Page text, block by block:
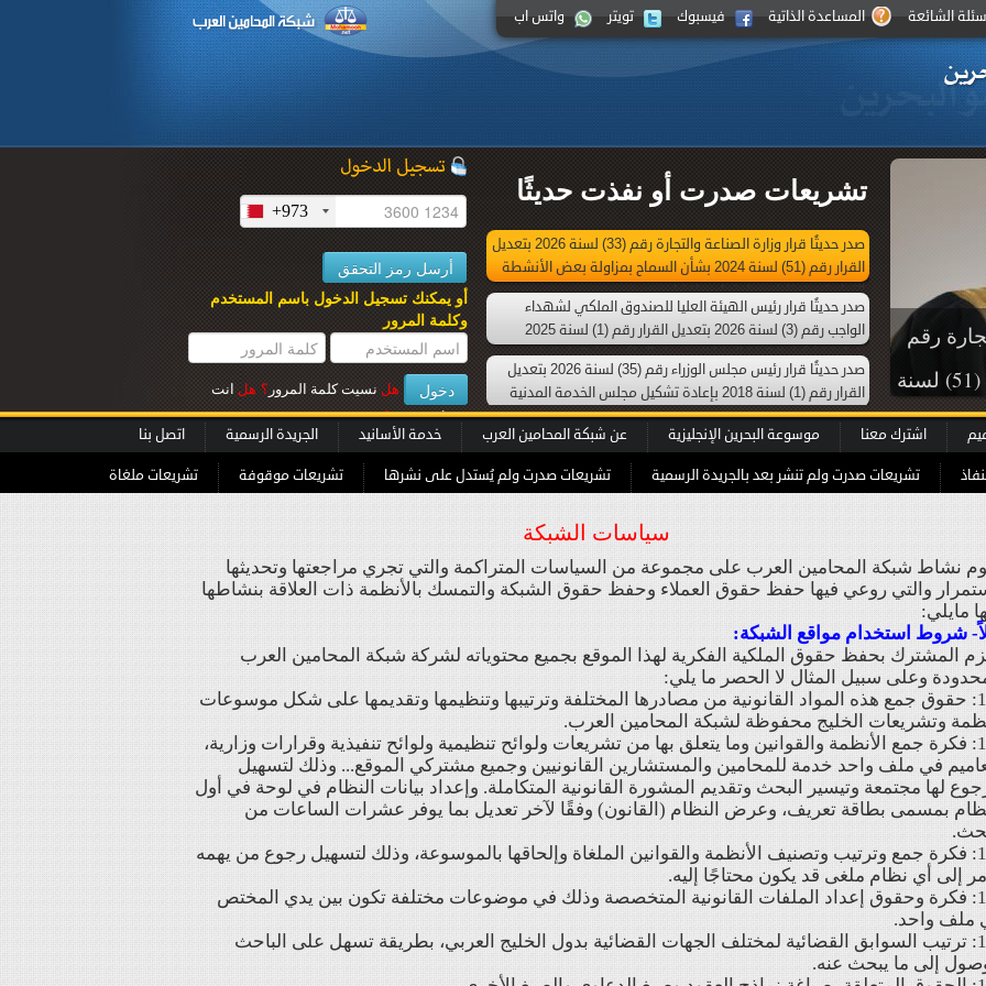
الشائعة المساعدة الذاتية فيسبوك تويتر واتس اب
تشريعات صدرت أو نفذت حديثًا
صدر حديثًا قرار وزارة الصناعة والتجارة رقم (33) لسنة 2026 بتعديل
القرار رقم (51) لسنة 2024 بشأن السماح بمزاولة بعض الأنشطة
التجارية من خلال محل تجاري افتراضي
صدر حديثًا قرار رئيس الهيئة العليا للصندوق الملكي لشهداء
الواجب رقم (3) لسنة 2026 بتعديل القرار رقم (1) لسنة 2025
بإعادة تشكيل الهيئة العليا للصندوق الملكي لشهداء الواجب
صدر حديثًا قرار رئيس مجلس الوزراء رقم (35) لسنة 2026 بتعديل
القرار رقم (1) لسنة 2018 بإعادة تشكيل مجلس الخدمة المدنية
للصندوق
الملكي لشهداء الواجب رقم (3) لسنة 2026
رقم (1) لسنة 2025 بإعادة
لشهداء
+973
أو يمكنك تسجيل الدخول باسم المستخدم
وكلمة المرور
هل نسيت كلمة المرور ؟ هل انت
عميل جديــد؟
اشترك معنا موسوعة البحرين الإنجليزية عن شبكة المحامين العرب خدمة الأسانيد الجريدة الرسمية اتصل بنا
تشريعات صدرت ولم تنشر بعد بالجريدة الرسمية تشريعات صدرت ولم يُستدل على نشرها تشريعات موقوفة تشريعات ملغاة
سياسات الشبكة
نشاط شبكة المحامين العرب على مجموعة من السياسات المتراكمة والتي تجري مراجعتها وتحديثها
والتي روعي فيها حفظ حقوق العملاء وحفظ حقوق الشبكة والتمسك بالأنظمة ذات العلاقة بنشاطها
مايلي:
شروط استخدام مواقع الشبكة:
المشترك بحفظ حقوق الملكية الفكرية لهذا الموقع بجميع محتوياته لشركة شبكة المحامين العرب
وعلى سبيل المثال لا الحصر ما يلي:
1-1: حقوق جمع هذه المواد القانونية من مصادرها المختلفة وترتيبها وتنظيمها وتقديمها على شكل موسوعات
وتشريعات الخليج محفوظة لشبكة المحامين العرب.
1-2: فكرة جمع الأنظمة والقوانين وما يتعلق بها من تشريعات ولوائح تنظيمية ولوائح تنفيذية وقرارات وزارية،
في ملف واحد خدمة للمحامين والمستشارين القانونيين وجميع مشتركي الموقع... وذلك لتسهيل
لها مجتمعة وتيسير البحث وتقديم المشورة القانونية المتكاملة. وإعداد بيانات النظام في لوحة في أول
بمسمى بطاقة تعريف، وعرض النظام (القانون) وفقًا لآخر تعديل بما يوفر عشرات الساعات من
1-3: فكرة جمع وترتيب وتصنيف الأنظمة والقوانين الملغاة وإلحاقها بالموسوعة، وذلك لتسهيل رجوع من يهمه
إلى أي نظام ملغى قد يكون محتاجًا إليه.
1-4: فكرة وحقوق إعداد الملفات القانونية المتخصصة وذلك في موضوعات مختلفة تكون بين يدي المختص
ملف واحد.
1-5: ترتيب السوابق القضائية لمختلف الجهات القضائية بدول الخليج العربي، بطريقة تسهل على الباحث
إلى ما يبحث عنه.